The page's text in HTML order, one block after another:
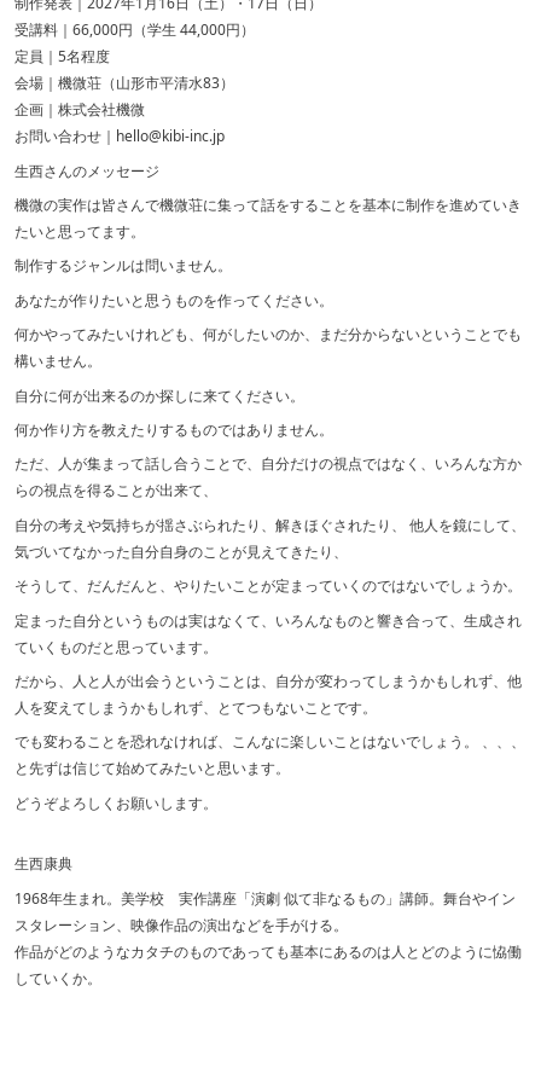
受講料｜66,000円（学生 44,000円）
定員｜5名程度
会場｜機微荘（山形市平清水83）
企画｜株式会社機微
お問い合わせ｜hello@kibi-inc.jp
生西さんのメッセージ
機微の実作は皆さんで機微荘に集って話をすることを基本に制作を進めていき
たいと思ってます。
制作するジャンルは問いません。
あなたが作りたいと思うものを作ってください。
何かやってみたいけれども、何がしたいのか、まだ分からないということでも
構いません。
自分に何が出来るのか探しに来てください。
何か作り方を教えたりするものではありません。
ただ、人が集まって話し合うことで、自分だけの視点ではなく、いろんな方か
らの視点を得ることが出来て、
自分の考えや気持ちが揺さぶられたり、解きほぐされたり、 他人を鏡にして、
気づいてなかった自分自身のことが見えてきたり、
そうして、だんだんと、やりたいことが定まっていくのではないでしょうか。
定まった自分というものは実はなくて、いろんなものと響き合って、生成され
ていくものだと思っています。
だから、人と人が出会うということは、自分が変わってしまうかもしれず、他
人を変えてしまうかもしれず、とてつもないことです。
でも変わることを恐れなければ、こんなに楽しいことはないでしょう。 、、、
と先ずは信じて始めてみたいと思います。
どうぞよろしくお願いします。
生西康典
1968年生まれ。美学校 実作講座「演劇 似て非なるもの」講師。舞台やイン
スタレーション、映像作品の演出などを手がける。
作品がどのようなカタチのものであっても基本にあるのは人とどのように恊働
していくか。